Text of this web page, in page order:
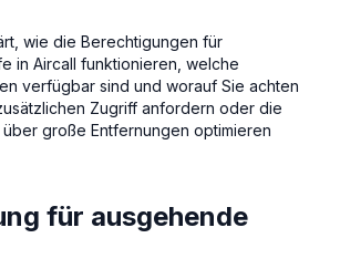
wie die Berechtigungen für
in Aircall funktionieren, welche
verfügbar sind und worauf Sie achten
Zugriff anfordern oder die
große Entfernungen optimieren
für ausgehende